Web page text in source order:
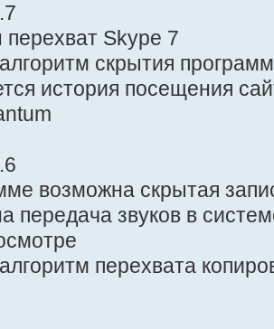
перехват Skype 7
скрытия
история посещения
возможна скрытая
передача звуков в
перехвата